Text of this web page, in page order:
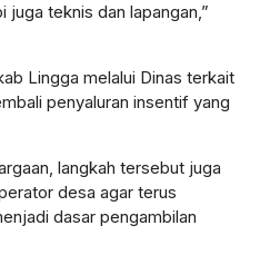
juga teknis dan lapangan,”
Lingga melalui Dinas terkait
penyaluran insentif yang
langkah tersebut juga
desa agar terus
dasar pengambilan